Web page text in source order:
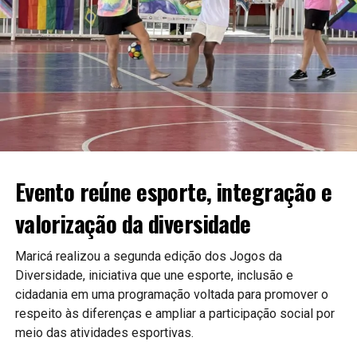
PUBLICIDADE
A expectativa é que as novas ferramentas contribuam para
uma gestão mais moderna e eficiente, aproximando ainda
mais a população do poder público.
notícias sobre inovação, tecnologia e serviços públicos.
#Maricá #Tecnologia #Inovação #ServiçosPúblicos
#CidadeInteligente #MaricáWebTV
Evento reúne esporte, integração e
valorização da diversidade
Maricá realizou a segunda edição dos Jogos da
Diversidade, iniciativa que une esporte, inclusão e
cidadania em uma programação voltada para promover o
respeito às diferenças e ampliar a participação social por
meio das atividades esportivas.